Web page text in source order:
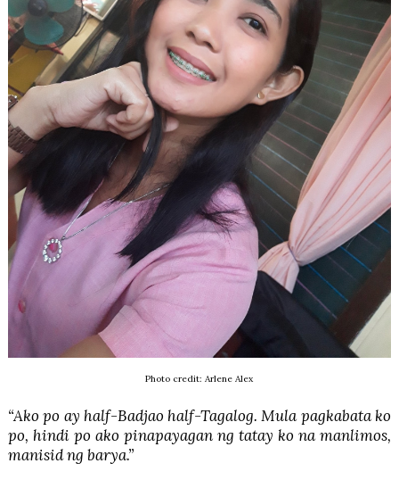
Photo credit: Arlene Alex
“Ako po ay half-Badjao half-Tagalog. Mula pagkabata ko
po, hindi po ako pinapayagan ng tatay ko na manlimos,
manisid ng barya.”